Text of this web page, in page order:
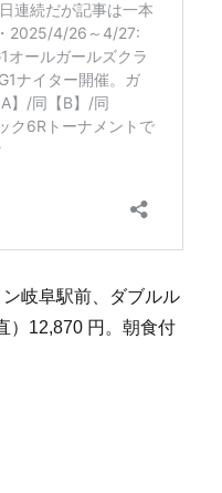
岐阜駅前、ダブルル
）12,870 円。朝食付